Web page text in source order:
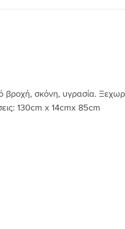
σκόνη, υγρασία.
130cm x 14cmx 85cm